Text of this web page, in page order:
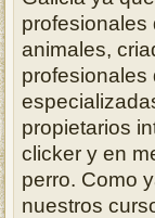
profesionales
animales,
profesionales
propietarios
clicker y en
perro. Como
nuestros